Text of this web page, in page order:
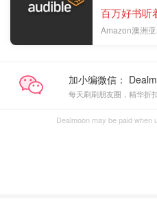
百万好书听
Amazon澳洲
加小编微信：
每天刷刷朋友圈，精华折
Dealmoon may be paid when